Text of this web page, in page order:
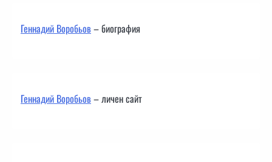
Геннадий Воробьов– биография
Геннадий Воробьов– личен сайт